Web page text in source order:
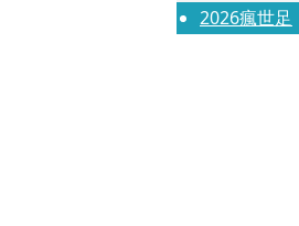
快訊
8
2026瘋世足